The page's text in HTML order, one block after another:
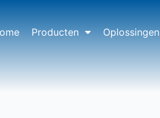
Producten Oplossingen